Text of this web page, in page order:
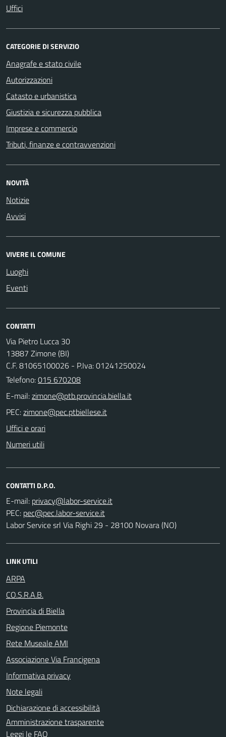
Uffici
CATEGORIE DI SERVIZIO
Anagrafe e stato civile
Autorizzazioni
Catasto e urbanistica
Giustizia e sicurezza pubblica
Imprese e commercio
Tributi, finanze e contravvenzioni
NOVITÀ
Notizie
Avvisi
VIVERE IL COMUNE
Luoghi
Eventi
CONTATTI
Via Pietro Lucca 30
13887 Zimone (BI)
C.F. 81065100026 - P.Iva: 01241250024
Telefono:015 670208
E-mail:
PEC:
Uffici e orari
Numeri utili
CONTATTI D.P.O.
E-mail:
PEC:
Labor Service srl Via Righi 29 - 28100 Novara (NO)
LINK UTILI
ARPA
CO.S.R.A.B.
Provincia di Biella
Regione Piemonte
Rete Museale AMI
Associazione Via Francigena
Informativa privacy
Note legali
Dichiarazione di accessibilità
Amministrazione trasparente
Leggi le FAQ